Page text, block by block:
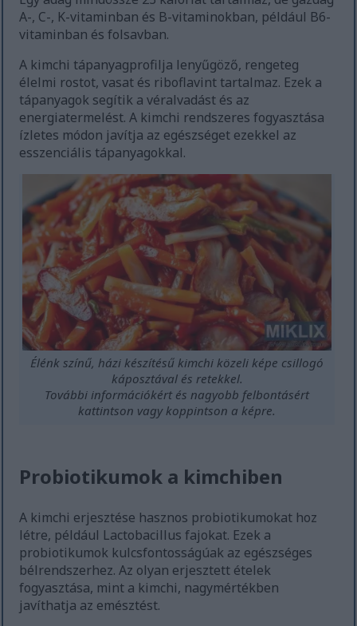
A-, C-, K-vitaminban és B-vitaminokban, például B6-
vitaminban és folsavban.
A kimchi tápanyagprofilja lenyűgöző, rengeteg
élelmi rostot, vasat és riboflavint tartalmaz. Ezek a
tápanyagok segítik a véralvadást és az
energiatermelést. A kimchi rendszeres fogyasztása
ízletes módon javítja az egészséget ezekkel az
esszenciális tápanyagokkal.
Élénk színű, házi készítésű kimchi közeli képe csillogó
káposztával és retekkel.
További információkért és nagyobb felbontásért
kattintson vagy koppintson a képre.
Probiotikumok a kimchiben
A kimchi erjesztése hasznos probiotikumokat hoz
létre, például Lactobacillus fajokat. Ezek a
probiotikumok kulcsfontosságúak az egészséges
bélrendszerhez. Az olyan erjesztett ételek
fogyasztása, mint a kimchi, nagymértékben
javíthatja az emésztést.